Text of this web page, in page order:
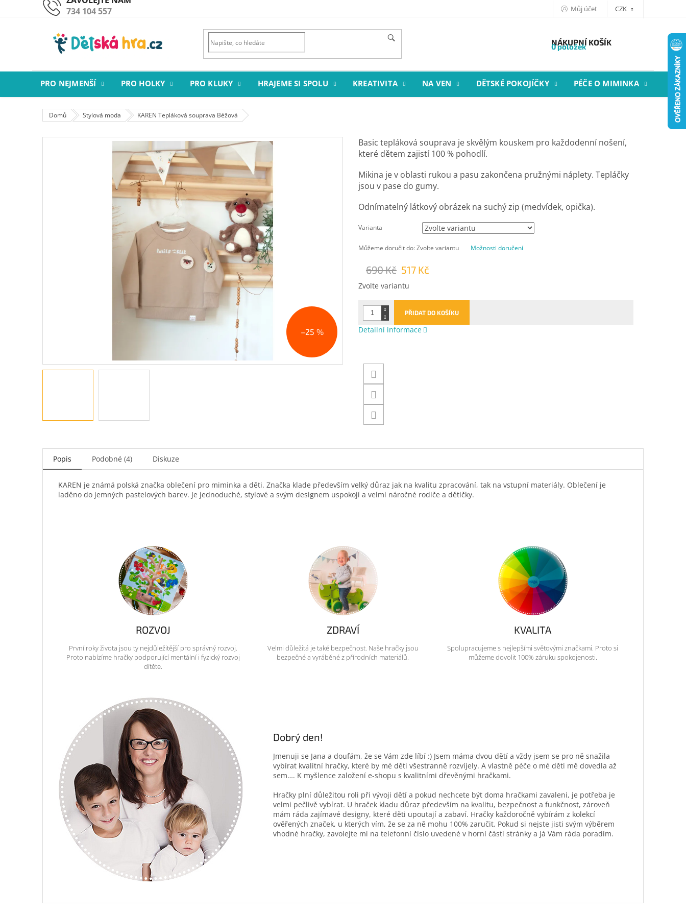
734 104 557 Můj účet CZK
NÁKUPNÍ KOŠÍK
0 položek
PRO NEJMENŠÍ PRO HOLKY PRO KLUKY HRAJEME SI SPOLU KREATIVITA NA VEN DĚTSKÉ POKOJÍČKY PÉČE O MIMINKA
Domů Stylová moda KAREN Tepláková souprava Béžová
–25 %
690 Kč 517 Kč
Měrná
Zvolte variantu
Varianta
Můžeme doručit do:Zvolte variantu Možnosti doručení
PŘIDAT DO KOŠÍKU
Basic tepláková souprava je skvělým kouskem pro každodenní nošení,
které dětem zajistí 100 % pohodlí.
Mikina je v oblasti rukou a pasu zakončena pružnými náplety. Tepláčky
jsou v pase do gumy.
Odnímatelný látkový obrázek na suchý zip (medvídek, opička).
Detailní informace
Popis Podobné (4) Diskuze
KAREN je známá polská značka oblečení pro miminka a děti. Značka klade především velký důraz jak na kvalitu zpracování, tak na vstupní materiály. Oblečení je
laděno do jemných pastelových barev. Je jednoduché, stylové a svým designem uspokojí a velmi náročné rodiče a dětičky.
ROZVOJ
První roky života jsou ty nejdůležitější pro správný rozvoj.
Proto nabízíme hračky podporující mentální i fyzický rozvoj
dítěte.
ZDRAVÍ
Velmi důležitá je také bezpečnost. Naše hračky jsou
bezpečné a vyráběné z přírodních materiálů.
KVALITA
Spolupracujeme s nejlepšími světovými značkami. Proto si
můžeme dovolit 100% záruku spokojenosti.
Dobrý den!
Jmenuji se Jana a doufám, že se Vám zde líbí :) Jsem máma dvou dětí a vždy jsem se pro ně snažila
vybírat kvalitní hračky, které by mé děti všestranně rozvíjely. A vlastně péče o mé děti mě dovedla až
sem…. K myšlence založení e-shopu s kvalitními dřevěnými hračkami.
Hračky plní důležitou roli při vývoji dětí a pokud nechcete být doma hračkami zavaleni, je potřeba je
velmi pečlivě vybírat. U hraček kladu důraz především na kvalitu, bezpečnost a funkčnost, zároveň
mám ráda zajímavé designy, které děti upoutají a zabaví. Hračky každoročně vybírám z kolekcí
ověřených značek, u kterých vím, že se za ně mohu 100% zaručit. Pokud si nejste jisti svým výběrem
vhodné hračky, zavolejte mi na telefonní číslo uvedené v horní části stránky a já Vám ráda poradím.